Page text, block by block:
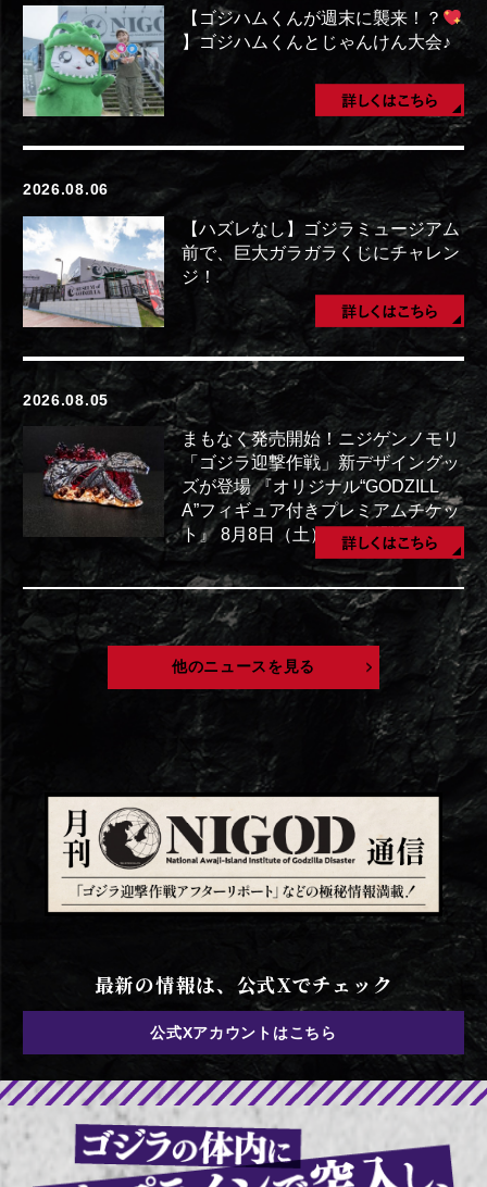
【ゴジハムくんが週末に襲来！？
】ゴジハムくんとじゃんけん大会♪
2026.08.06
【ハズレなし】ゴジラミュージアム
前で、巨大ガラガラくじにチャレン
ジ！
2026.08.05
まもなく発売開始！ニジゲンノモリ
「ゴジラ迎撃作戦」新デザイングッ
ズが登場 『オリジナル“GODZILL
A”フィギュア付きプレミアムチケッ
ト』 8月8日（土）より新登場！
他のニュースを見る
最新の情報は、公式Xでチェック
公式Xアカウントはこちら